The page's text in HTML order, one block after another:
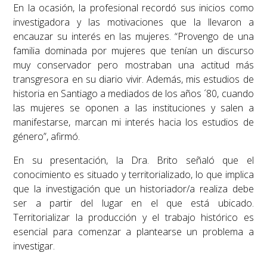
En la ocasión, la profesional recordó sus inicios como
investigadora y las motivaciones que la llevaron a
encauzar su interés en las mujeres. “Provengo de una
familia dominada por mujeres que tenían un discurso
muy conservador pero mostraban una actitud más
transgresora en su diario vivir. Además, mis estudios de
historia en Santiago a mediados de los años ´80, cuando
las mujeres se oponen a las instituciones y salen a
manifestarse, marcan mi interés hacia los estudios de
género”, afirmó.
En su presentación, la Dra. Brito señaló que el
conocimiento es situado y territorializado, lo que implica
que la investigación que un historiador/a realiza debe
ser a partir del lugar en el que está ubicado.
Territorializar la producción y el trabajo histórico es
esencial para comenzar a plantearse un problema a
investigar.